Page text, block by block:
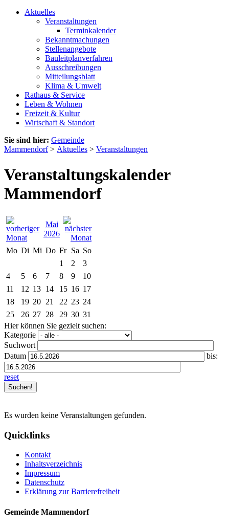
Aktuelles
Veranstaltungen
Terminkalender
Bekanntmachungen
Stellenangebote
Bauleitplanverfahren
Ausschreibungen
Mitteilungsblatt
Klima & Umwelt
Rathaus & Service
Leben & Wohnen
Freizeit & Kultur
Wirtschaft & Standort
Sie sind hier: Gemeinde
Mammendorf> Aktuelles > Veranstaltungen
Veranstaltungskalender
Mammendorf
Mai
2026
Mo Di Mi Do Fr Sa So
1
2
3
4
5 6 7 8 9
10
11
12 13 14 15 16 17
18
19 20 21 22 23 24
25
26 27 28 29 30 31
Hier können Sie gezielt suchen:
Kategorie
Suchwort
Datum
bis:
reset
Es wurden keine Veranstaltungen gefunden.
Quicklinks
Kontakt
Inhaltsverzeichnis
Impressum
Datenschutz
Erklärung zur Barrierefreiheit
Gemeinde Mammendorf